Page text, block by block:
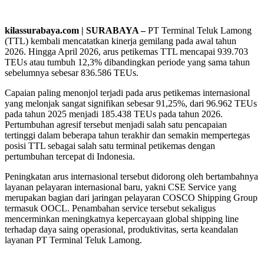
kilassurabaya.com | SURABAYA –PT Terminal Teluk Lamong
(TTL) kembali mencatatkan kinerja gemilang pada awal tahun
2026. Hingga April 2026, arus petikemas TTL mencapai 939.703
TEUs atau tumbuh 12,3% dibandingkan periode yang sama tahun
sebelumnya sebesar 836.586 TEUs.
Capaian paling menonjol terjadi pada arus petikemas internasional
yang melonjak sangat signifikan sebesar 91,25%, dari 96.962 TEUs
pada tahun 2025 menjadi 185.438 TEUs pada tahun 2026.
Pertumbuhan agresif tersebut menjadi salah satu pencapaian
tertinggi dalam beberapa tahun terakhir dan semakin mempertegas
posisi TTL sebagai salah satu terminal petikemas dengan
pertumbuhan tercepat di Indonesia.
Peningkatan arus internasional tersebut didorong oleh bertambahnya
layanan pelayaran internasional baru, yakni CSE Service yang
merupakan bagian dari jaringan pelayaran COSCO Shipping Group
termasuk OOCL. Penambahan service tersebut sekaligus
mencerminkan meningkatnya kepercayaan global shipping line
terhadap daya saing operasional, produktivitas, serta keandalan
layanan PT Terminal Teluk Lamong.